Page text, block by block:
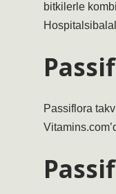
bitkilerle
Passiflora